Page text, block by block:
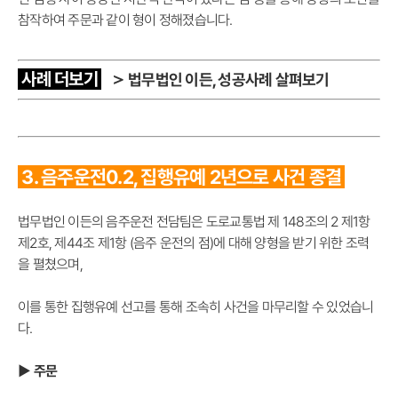
참작하여 주문과 같이 형이 정해졌습니다.
사례 더보기 ＞ 법무법인 이든, 성공사례 살펴보기
3.음주운전0.2, 집행유예 2년으로 사건 종결
법무법인 이든의 음주운전 전담팀은 도로교통법 제 148조의 2 제1항
제2호, 제44조 제1항 (음주 운전의 점)에 대해 양형을 받기 위한 조력
을 펼쳤으며,
이를 통한 집행유예 선고를 통해 조속히 사건을 마무리할 수 있었습니
다.
▶ 주문